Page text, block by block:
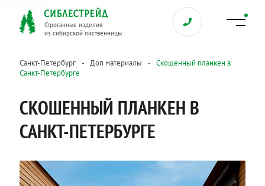
Строганные изделия
из сибирской лиственницы
Санкт-Петербург Доп материалы
Скошенный планкен в
Санкт-Петербурге
СКОШЕННЫЙ ПЛАНКЕН В
САНКТ-ПЕТЕРБУРГЕ